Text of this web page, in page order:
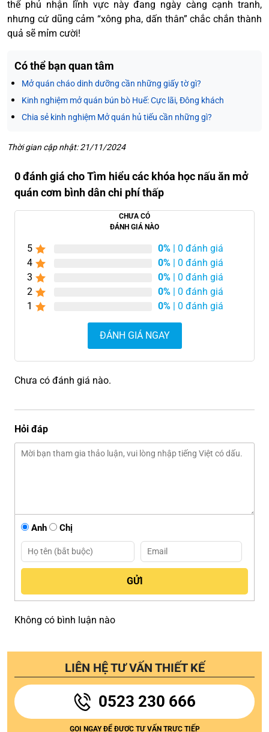
thể phủ nhận lĩnh vực này đang ngày càng cạnh tranh,
nhưng cứ dũng cảm “xông pha, dấn thân” chắc chắn thành
quả sẽ mỉm cười!
Có thể bạn quan tâm
Mở quán cháo dinh dưỡng cần những giấy tờ gì?
Kinh nghiệm mở quán bún bò Huế: Cực lãi, Đông khách
Chia sẻ kinh nghiệm Mở quán hủ tiếu cần những gì?
Thời gian cập nhật: 21/11/2024
0 đánh giá cho Tìm hiểu các khóa học nấu ăn mở
quán cơm bình dân chi phí thấp
CHƯA CÓ
ĐÁNH GIÁ NÀO
5 0% | 0 đánh giá
4
0% | 0 đánh giá
3
0% | 0 đánh giá
2
0% | 0 đánh giá
1
0% | 0 đánh giá
ĐÁNH GIÁ NGAY
Chưa có đánh giá nào.
Hỏi đáp
Anh Chị
Không có bình luận nào
LIÊN HỆ TƯ VẤN THIẾT KẾ
0523 230 666
GỌI NGAY ĐỂ ĐƯỢC TƯ VẤN TRỰC TIẾP